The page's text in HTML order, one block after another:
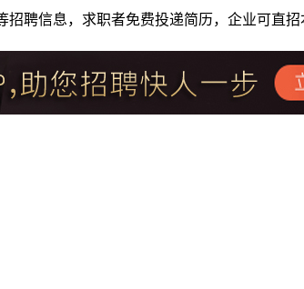
聘信息，求职者免费投递简历，企业可直